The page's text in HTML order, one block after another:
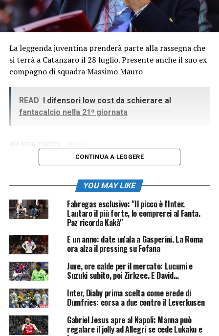
La leggenda juventina prenderà parte alla rassegna che
si terrà a Catanzaro il 28 luglio. Presente anche il suo ex
compagno di squadra Massimo Mauro
READ I difensori low cost da schierare al
fantacalcio nella 21ª giornata
CONTINUA A LEGGERE
YOU MAY LIKE
Fabregas esclusivo: "Il picco è l'Inter.
Lautaro il più forte, lo comprerei al Fanta.
Paz ricorda Kakà"
È un anno: date un'ala a Gasperini. La Roma
ora alza il pressing su Fofana
Juve, ore calde per il mercato: Lucumi e
Suzuki subito, poi Zirkzee. E David…
Inter, Diaby prima scelta come erede di
Dumfries: corsa a due contro il Leverkusen
Gabriel Jesus apre al Napoli: Manna può
regalare il jolly ad Allegri se cede Lukaku e